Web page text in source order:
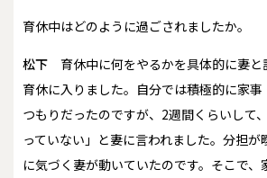
――育休中はどのように過ごされましたか。
松下
育休中に何をやるかを具体的に妻と
育休に入りました。自分では積極的に家
つもりだったのですが、2週間くらいして
っていない」と妻に言われました。分担が
に気づく妻が動いていたのです。そこで